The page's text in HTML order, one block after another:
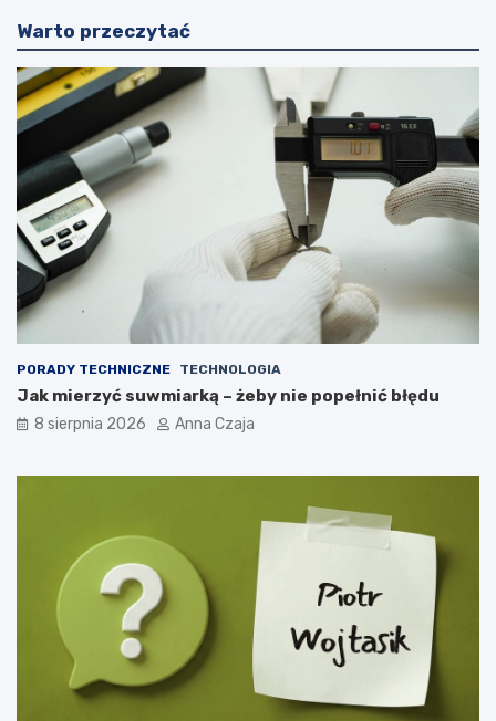
Warto przeczytać
PORADY TECHNICZNE TECHNOLOGIA
Jak mierzyć suwmiarką – żeby nie popełnić błędu
8 sierpnia 2026 Anna Czaja